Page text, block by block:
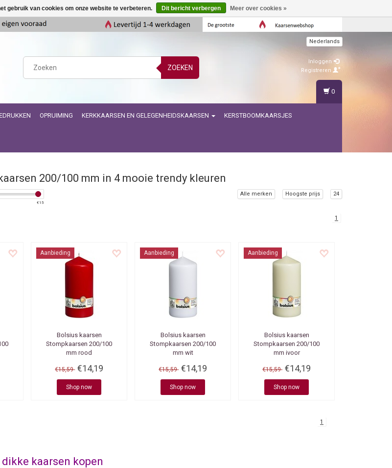
ZOEKEN
Nederlands
Inloggen
Registreren
OPRUIMING KERKKAARSEN EN GELEGENHEIDSKAARSEN KERSTBOOMKAARSJES
0
200/100 mm in 4 mooie trendy kleuren
€15
Alle merken Hoogste prijs 24
1
Aanbieding
Bolsius kaarsen
Stompkaarsen 200/100
mm rood
€15,59 €14,19
Shop now
Aanbieding
Bolsius kaarsen
Stompkaarsen 200/100
mm wit
€15,59 €14,19
Shop now
Aanbieding
Bolsius kaarsen
Stompkaarsen 200/100
mm ivoor
€15,59 €14,19
Shop now
1
kaarsen kopen
gebruik van cookies om onze website te verbeteren. Dit bericht verbergen Meer over cookies »